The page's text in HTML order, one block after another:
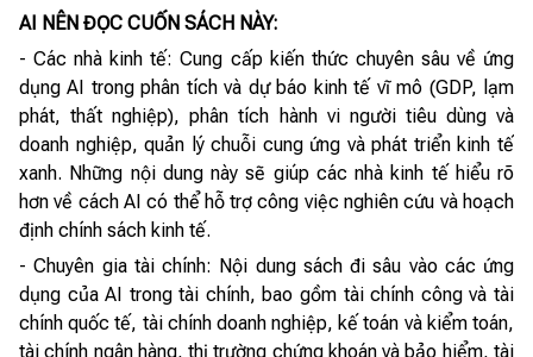
AI NÊN ĐỌC CUỐN SÁCH NÀY:
- Các nhà kinh tế: Cung cấp kiến thức chuyên sâu về ứng
dụng AI trong phân tích và dự báo kinh tế vĩ mô (GDP, lạm
phát, thất nghiệp), phân tích hành vi người tiêu dùng và
doanh nghiệp, quản lý chuỗi cung ứng và phát triển kinh tế
xanh. Những nội dung này sẽ giúp các nhà kinh tế hiểu rõ
hơn về cách AI có thể hỗ trợ công việc nghiên cứu và hoạch
định chính sách kinh tế.
- Chuyên gia tài chính: Nội dung sách đi sâu vào các ứng
dụng của AI trong tài chính, bao gồm tài chính công và tài
chính quốc tế, tài chính doanh nghiệp, kế toán và kiểm toán,
tài chính ngân hàng, thị trường chứng khoán và bảo hiểm, tài